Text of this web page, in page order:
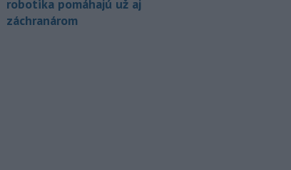
robotika pomáhajú už aj
záchranárom